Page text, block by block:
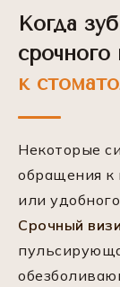
Когда
срочного
к
Некоторые
обращения к
или
Срочный